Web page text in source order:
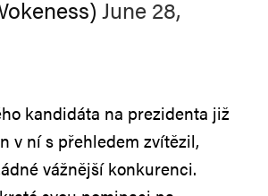
June 28,
kandidáta na prezidenta již
v ní s přehledem zvítězil,
vážnější konkurenci.